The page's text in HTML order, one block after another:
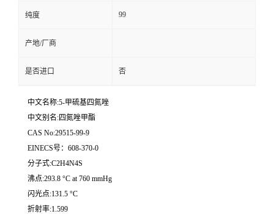
纯度 99
产地/厂商
是否进口 否
中文名称:5-甲硫基四氮唑
中文别名:四氮唑甲酯
CAS No:29515-99-9
EINECS号：608-370-0
分子式:C2H4N4S
沸点:293.8 °C at 760 mmHg
闪光点:131.5 °C
折射率:1.599